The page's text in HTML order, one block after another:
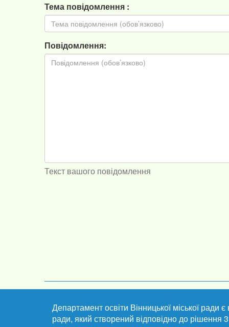
Тема повідомлення :
Повідомлення:
Текст вашого повідомлення
Департамент освіти Вінницької міської ради
ради, який створений відповідно до рішення 3